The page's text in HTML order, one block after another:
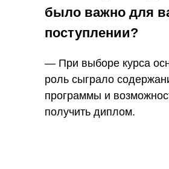
было важно для
поступлении?
— При выборе курса
роль сыграло
программы и
получить диплом.